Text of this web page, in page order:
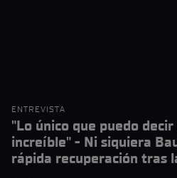
ENTREVISTA
"Lo único que puedo
increíble" - Ni siquiera
rápida recuperación tras